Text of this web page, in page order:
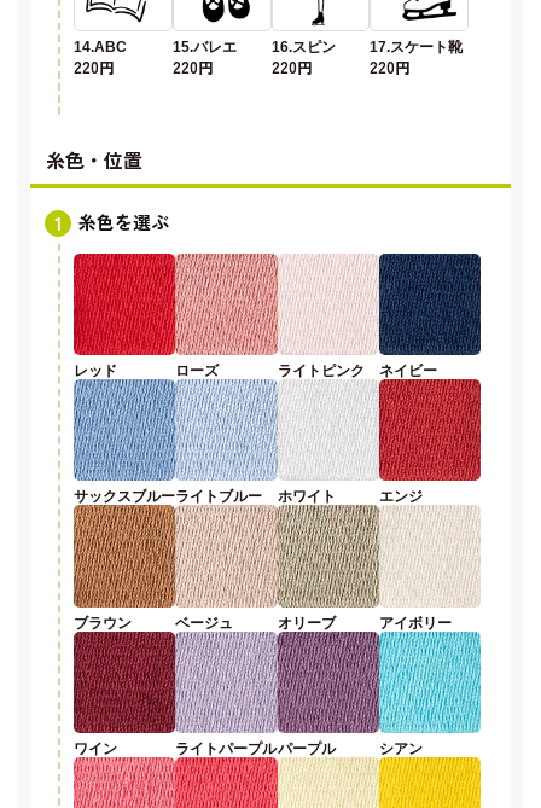
14.ABC
220円
15.バレエ
220円
16.スピン
220円
17.スケート靴
220円
糸色・位置
糸色を選ぶ
レッド ローズ ライトピンク ネイビー
サックスブルーライトブルー ホワイト エンジ
ブラウン ベージュ オリーブ アイボリー
ワイン ライトパープルパープル シアン